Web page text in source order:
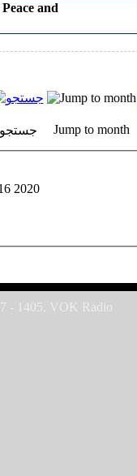
and
جستجو
Jump to month
2020
- 1405, VOK Radio